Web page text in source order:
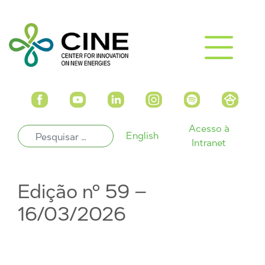
English
Acesso à
Intranet
Edição nº 59 –
16/03/2026